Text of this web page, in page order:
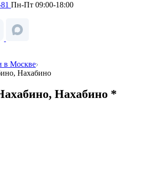
Пн-Пт 09:00-18:00
в Москве
Нахабино
Нахабино *